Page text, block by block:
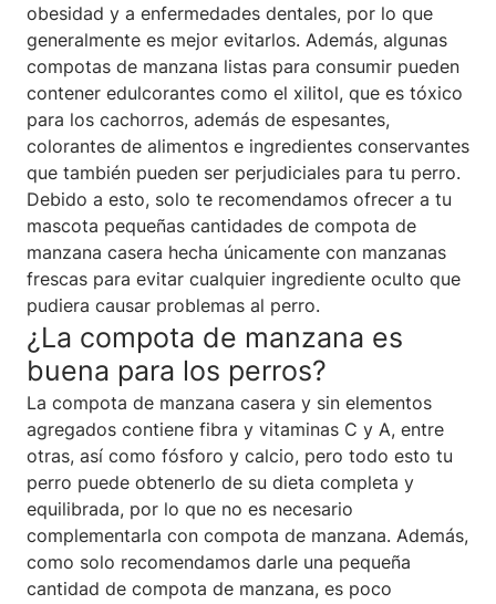
obesidad y a enfermedades dentales, por lo que
generalmente es mejor evitarlos. Además, algunas
compotas de manzana listas para consumir pueden
contener edulcorantes como el xilitol, que es tóxico
para los cachorros, además de espesantes,
colorantes de alimentos e ingredientes conservantes
que también pueden ser perjudiciales para tu perro.
Debido a esto, solo te recomendamos ofrecer a tu
mascota pequeñas cantidades de compota de
manzana casera hecha únicamente con manzanas
frescas para evitar cualquier ingrediente oculto que
pudiera causar problemas al perro.
¿La compota de manzana es
buena para los perros?
La compota de manzana casera y sin elementos
agregados contiene fibra y vitaminas C y A, entre
otras, así como fósforo y calcio, pero todo esto tu
perro puede obtenerlo de su dieta completa y
equilibrada, por lo que no es necesario
complementarla con compota de manzana. Además,
como solo recomendamos darle una pequeña
cantidad de compota de manzana, es poco